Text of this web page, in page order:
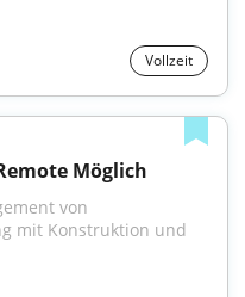
Vollzeit
Möglich
von
mit Konstruktion und